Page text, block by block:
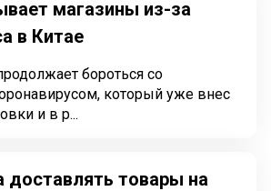
магазины из-за
в Китае
бороться со
который уже внес
и в р...
доставлять товары на